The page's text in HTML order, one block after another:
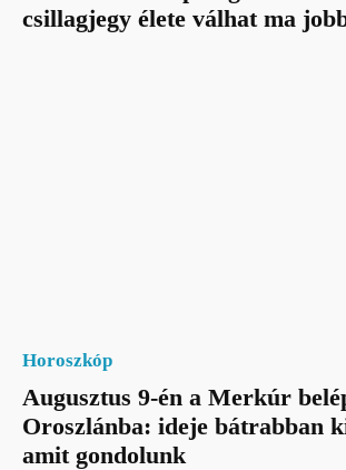
csillagjegy élete válhat ma
Horoszkóp
Augusztus 9-én a Merkúr
Oroszlánba: ideje bátrabban
amit gondolunk